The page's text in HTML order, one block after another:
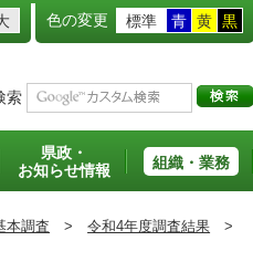
色の変更 標準 青 黄 黒
索
県政・
お知らせ情報
組織・業務
本調査 > 令和4年度調査結果 >